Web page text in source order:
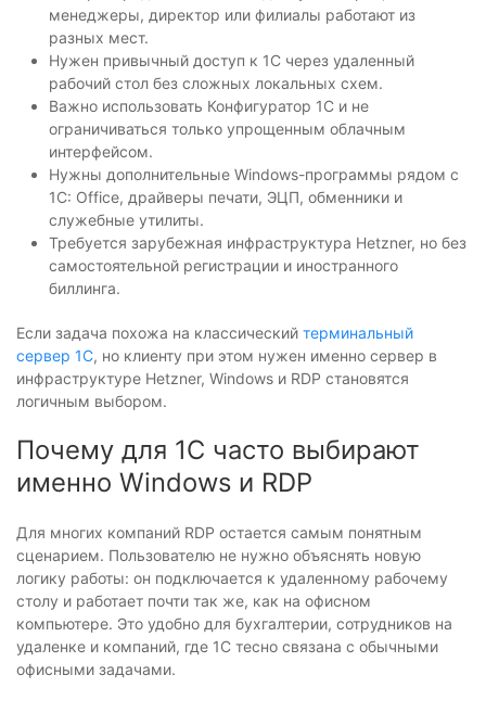
менеджеры, директор или филиалы работают из
разных мест.
Нужен привычный доступ к 1С через удаленный
рабочий стол без сложных локальных схем.
Важно использовать Конфигуратор 1С и не
ограничиваться только упрощенным облачным
интерфейсом.
Нужны дополнительные Windows-программы рядом с
1С: Office, драйверы печати, ЭЦП, обменники и
служебные утилиты.
Требуется зарубежная инфраструктура Hetzner, но без
самостоятельной регистрации и иностранного
биллинга.
Если задача похожа на классический терминальный
сервер 1С, но клиенту при этом нужен именно сервер в
инфраструктуре Hetzner, Windows и RDP становятся
логичным выбором.
Почему для 1С часто выбирают
именно Windows и RDP
Для многих компаний RDP остается самым понятным
сценарием. Пользователю не нужно объяснять новую
логику работы: он подключается к удаленному рабочему
столу и работает почти так же, как на офисном
компьютере. Это удобно для бухгалтерии, сотрудников на
удаленке и компаний, где 1С тесно связана с обычными
офисными задачами.